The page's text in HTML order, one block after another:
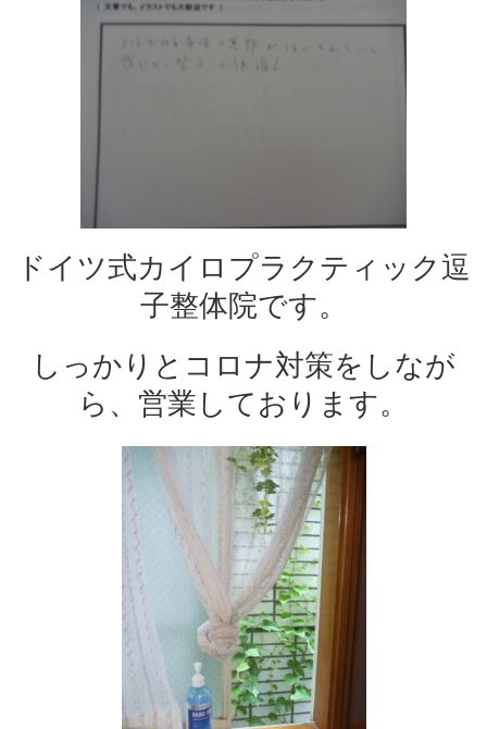
ドイツ式カイロプラクティック逗
子整体院です。
しっかりとコロナ対策をしなが
ら、営業しております。